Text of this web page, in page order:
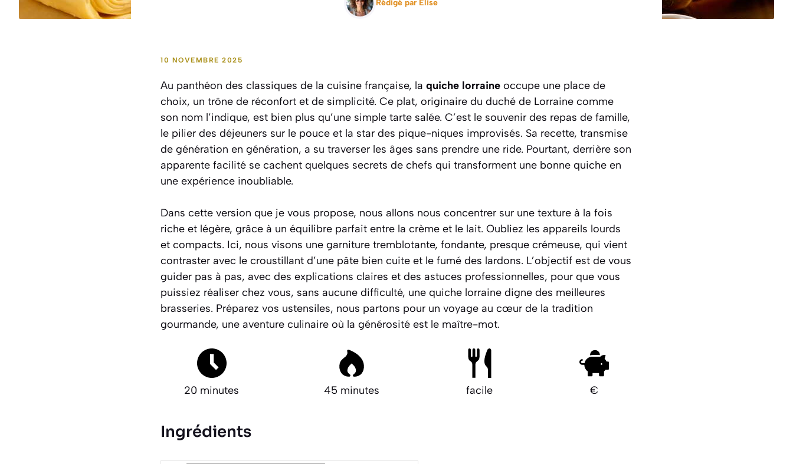
Rédigé par Elise
10 NOVEMBRE 2025
Au panthéon des classiques de la cuisine française, la quiche lorraine occupe une place de
choix, un trône de réconfort et de simplicité. Ce plat, originaire du duché de Lorraine comme
son nom l’indique, est bien plus qu’une simple tarte salée. C’est le souvenir des repas de famille,
le pilier des déjeuners sur le pouce et la star des pique-niques improvisés. Sa recette, transmise
de génération en génération, a su traverser les âges sans prendre une ride. Pourtant, derrière son
apparente facilité se cachent quelques secrets de chefs qui transforment une bonne quiche en
une expérience inoubliable.
Dans cette version que je vous propose, nous allons nous concentrer sur une texture à la fois
riche et légère, grâce à un équilibre parfait entre la crème et le lait. Oubliez les appareils lourds
et compacts. Ici, nous visons une garniture tremblotante, fondante, presque crémeuse, qui vient
contraster avec le croustillant d’une pâte bien cuite et le fumé des lardons. L’objectif est de vous
guider pas à pas, avec des explications claires et des astuces professionnelles, pour que vous
puissiez réaliser chez vous, sans aucune difficulté, une quiche lorraine digne des meilleures
brasseries. Préparez vos ustensiles, nous partons pour un voyage au cœur de la tradition
gourmande, une aventure culinaire où la générosité est le maître-mot.
20 minutes 45 minutes facile €
Ingrédients